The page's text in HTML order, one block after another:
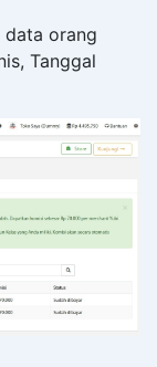
data orang
Tanggal